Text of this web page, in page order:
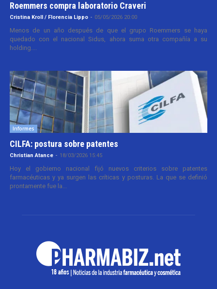
Roemmers compra laboratorio Craveri
Cristina Kroll / Florencia Lippo - 05/05/2026 20:00
Menos de un año después de que el grupo Roemmers se haya
quedado con el nacional Sidus, ahora suma otra compañía a su
holding....
Informes
CILFA: postura sobre patentes
Christian Atance - 18/03/2026 15:45
Hoy el gobierno nacional fijó nuevos criterios sobre patentes
farmacéuticas y ya surgen las críticas y posturas. La que se definió
prontamente fue la...